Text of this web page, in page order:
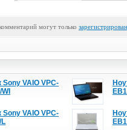
могут только
Sony VAIO VPC-
Sony VAIO VPC-
L